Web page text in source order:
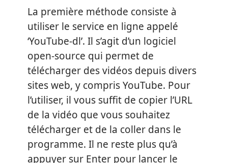
La première méthode consiste à
utiliser le service en ligne appelé
‘YouTube-dl’. Il s’agit d’un logiciel
open-source qui permet de
télécharger des vidéos depuis divers
sites web, y compris YouTube. Pour
l’utiliser, il vous suffit de copier l’URL
de la vidéo que vous souhaitez
télécharger et de la coller dans le
programme. Il ne reste plus qu’à
appuyer sur Enter pour lancer le